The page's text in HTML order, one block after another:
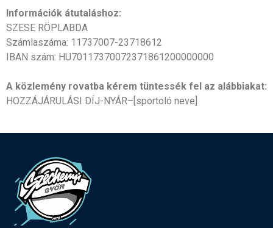
Információk átutaláshoz:
SZESE RÖPLABDA
Számlaszáma: 11737007-23718612
IBAN szám: HU70117370072371861200000000
A közlemény rovatba kérem tüntessék fel az alábbiakat:
HOZZÁJÁRULÁSI DÍJ-NYÁR– [sportoló neve]